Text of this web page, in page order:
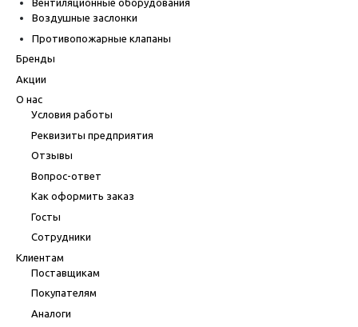
Вентиляционные оборудования
Воздушные заслонки
Противопожарные клапаны
Бренды
Акции
О нас
Условия работы
Реквизиты предприятия
Отзывы
Вопрос-ответ
Как оформить заказ
Госты
Сотрудники
Клиентам
Поставщикам
Покупателям
Аналоги